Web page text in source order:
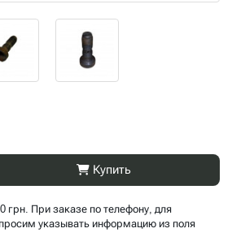
Купить
грн. При заказе по телефону, для
указывать информацию из поля